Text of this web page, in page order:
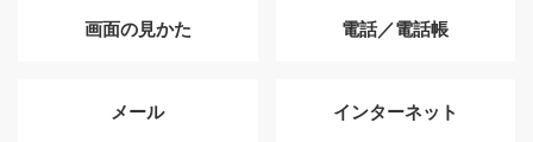
画面の見かた 電話／電話帳
メール インターネット